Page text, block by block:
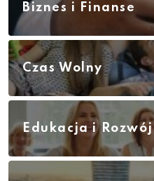
Biznes i Finanse
Czas Wolny
Edukacja i Rozwój